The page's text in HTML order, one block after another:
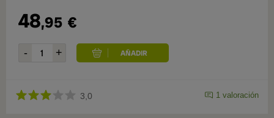
48,95 €
3,0 1 valoración